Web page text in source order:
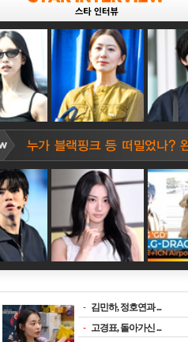
- 김민하, 정호연과 ...
- 고경표, 돌아가신 ...